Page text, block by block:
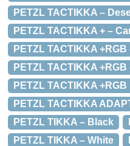
PETZL TACTIKKA –
PETZL TACTIKKA + –
PETZL TACTIKKA
PETZL TACTIKKA +RGB
PETZL TACTIKKA
PETZL TACTIKKA
PETZL TIKKA – Black
PETZL TIKKA – White